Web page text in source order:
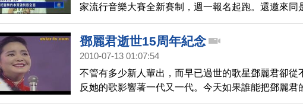
家流行音樂大賽全新賽制，週一報名起跑。還邀來同
歌后彭佳慧，打造宣傳曲。她也正投入全球客家流行
的創作，希望吸引更多優秀歌手及創作者踴躍參與。
鄧麗君逝世15周年紀念
2010-07-13 01:07:54
不管有多少新人輩出，而早已過世的歌星鄧麗君卻從
反她的歌影響著一代又一代。今天如果誰能把鄧麗君
非常了不起。5月8號是鄧麗君逝世15周年紀念，鄧